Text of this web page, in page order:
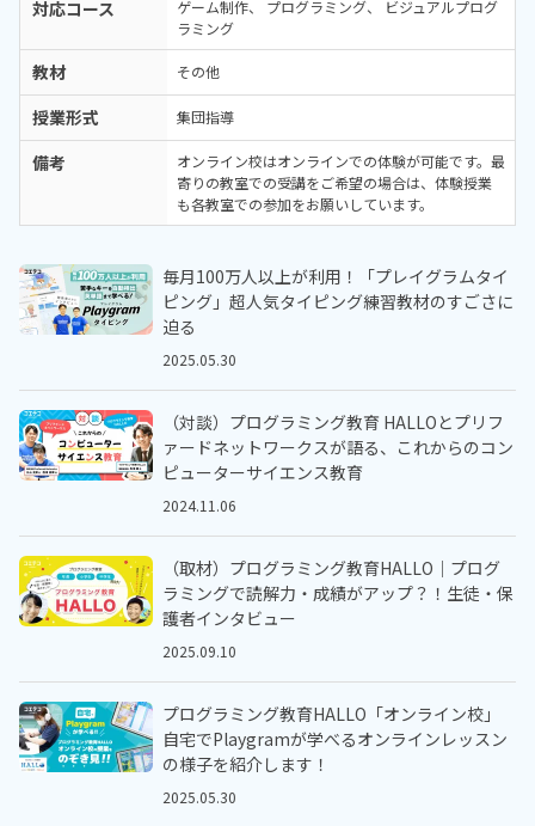
対応コース ゲーム制作 プログラミング
ビジュアルプログ
ラミング
教材 その他
授業形式 集団指導
備考
オンライン校はオンラインでの体験が可能です。最
寄りの教室での受講をご希望の場合は、体験授業
も各教室での参加をお願いしています。
毎月100万人以上が利用！「プレイグラムタイ
ピング」超人気タイピング練習教材のすごさに
迫る
2025.05.30
（対談）プログラミング教育 HALLOとプリフ
ァードネットワークスが語る、これからのコン
ピューターサイエンス教育
2024.11.06
（取材）プログラミング教育HALLO｜プログ
ラミングで読解力・成績がアップ？！生徒・保
護者インタビュー
2025.09.10
プログラミング教育HALLO「オンライン校」
自宅でPlaygramが学べるオンラインレッスン
の様子を紹介します！
2025.05.30